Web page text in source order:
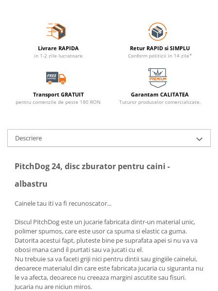
Livrare RAPIDA
in 1-2 zile lucratoare
Retur RAPID si SIMPLU
Conform politicii in 14 zile*
Transport GRATUIT
pentru comenzile de peste 180 RON
Garantam CALITATEA
Tuturor produselor comercializate.
Descriere
PitchDog 24, disc zburator pentru caini -
albastru
Cainele tau iti va fi recunoscator...
Discul PitchDog este un jucarie fabricata dintr-un material unic,
polimer spumos, care este usor ca spuma si elastic ca guma.
Datorita acestui fapt, pluteste bine pe suprafata apei si nu va va
obosi mana cand il purtati sau va jucati cu el.
Nu trebuie sa va faceti griji nici pentru dintii sau gingiile cainelui,
deoarece materialul din care este fabricata jucaria cu siguranta nu
le va afecta, deoarece nu creeaza margini ascutite sau fisuri.
Jucaria nu are niciun miros.